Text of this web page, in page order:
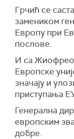
Грчић се
замеником
Европу при
послове.
И са
Европске
значају и
приступања
Генерална
европским
добре.